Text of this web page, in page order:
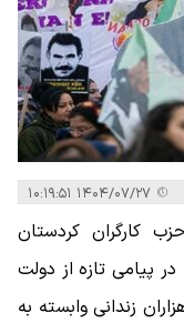
حزب کارگران کردستان
پیامی تازه از دولت
زندانی وابسته به